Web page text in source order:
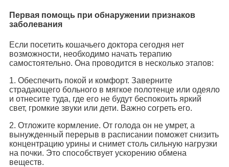
Первая помощь при обнаружении признаков
заболевания
Если посетить кошачьего доктора сегодня нет
возможности, необходимо начать терапию
самостоятельно. Она проводится в несколько этапов:
1. Обеспечить покой и комфорт. Заверните
страдающего больного в мягкое полотенце или одеяло
и отнесите туда, где его не будут беспокоить яркий
свет, громкие звуки или дети. Важно согреть его.
2. Отложите кормление. От голода он не умрет, а
вынужденный перерыв в расписании поможет снизить
концентрацию урины и снимет столь сильную нагрузки
на почки. Это способствует ускорению обмена
веществ.